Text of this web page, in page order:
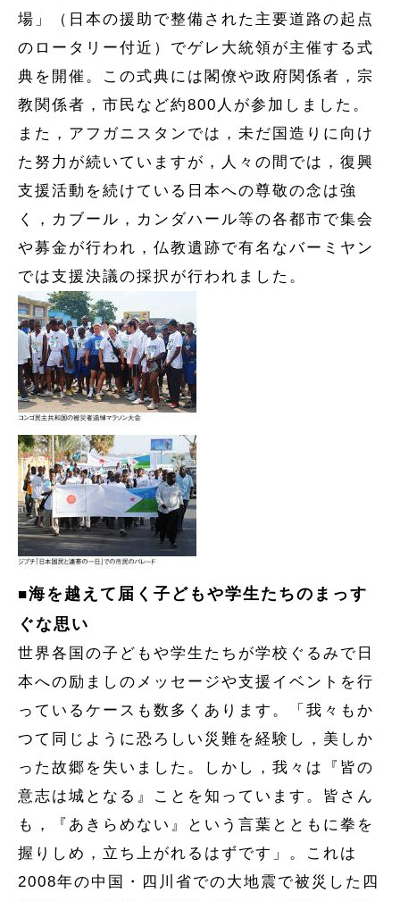
場」（日本の援助で整備された主要道路の起点
のロータリー付近）でゲレ大統領が主催する式
典を開催。この式典には閣僚や政府関係者，宗
教関係者，市民など約800人が参加しました。
また，アフガニスタンでは，未だ国造りに向け
た努力が続いていますが，人々の間では，復興
支援活動を続けている日本への尊敬の念は強
く，カブール，カンダハール等の各都市で集会
や募金が行われ，仏教遺跡で有名なバーミヤン
では支援決議の採択が行われました。
■海を越えて届く子どもや学生たちのまっす
ぐな思い
世界各国の子どもや学生たちが学校ぐるみで日
本への励ましのメッセージや支援イベントを行
っているケースも数多くあります。「我々もか
つて同じように恐ろしい災難を経験し，美しか
った故郷を失いました。しかし，我々は『皆の
意志は城となる』ことを知っています。皆さん
も，『あきらめない』という言葉とともに拳を
握りしめ，立ち上がれるはずです」。これは
2008年の中国・四川省での大地震で被災した四